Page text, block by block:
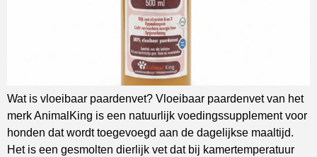
Wat is vloeibaar paardenvet? Vloeibaar paardenvet van het
merk AnimalKing is een natuurlijk voedingssupplement voor
honden dat wordt toegevoegd aan de dagelijkse maaltijd.
Het is een gesmolten dierlijk vet dat bij kamertemperatuur